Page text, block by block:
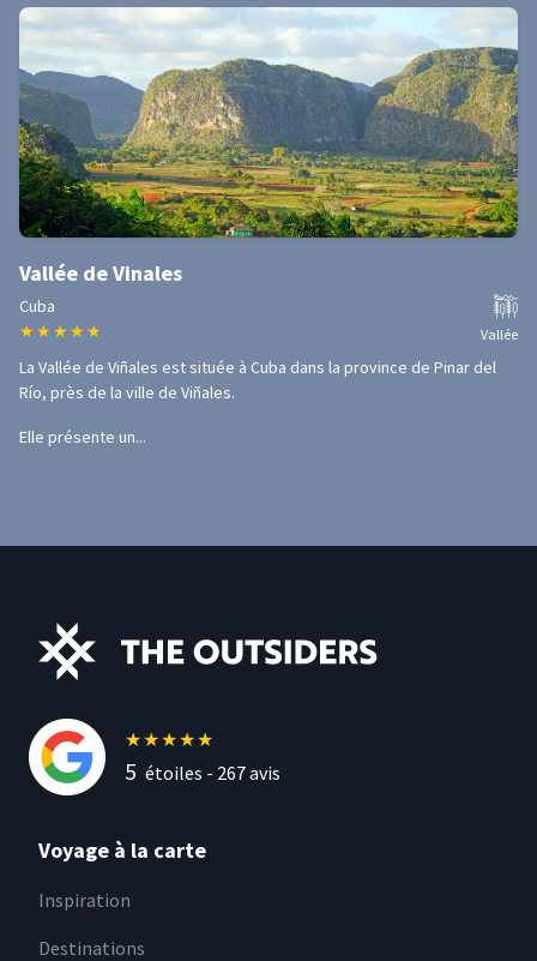
Vallée de Vinales
Cuba
★ ★ ★ ★ ★ Vallée
La Vallée de Viñales est située à Cuba dans la province de Pinar del
Río, près de la ville de Viñales.
Elle présente un...
★★★★★
5 étoiles - 267avis
Voyage à la carte
Inspiration
Destinations